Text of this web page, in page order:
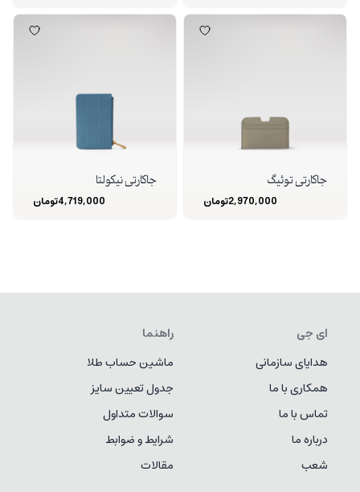
جاکارتی توئیگ
2,970,000تومان
جاکارتی نیکولتا
4,719,000تومان
ای جی
هدایای سازمانی
همکاری با ما
تماس با ما
درباره ما
شعب
راهنما
ماشین حساب طلا
جدول تعیین سایز
سوالات متداول
شرایط و ضوابط
مقالات